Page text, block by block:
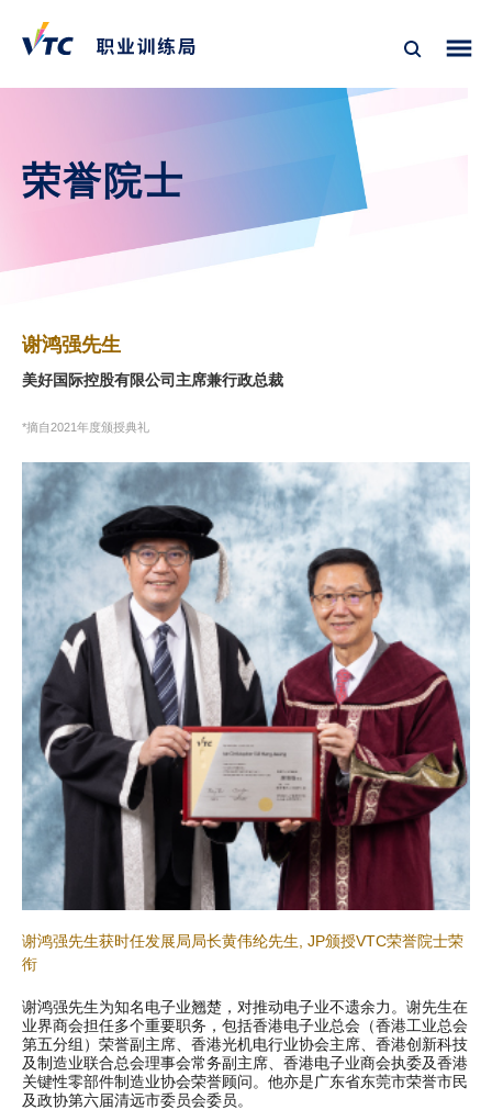
荣誉院士
谢鸿强先生
美好国际控股有限公司主席兼行政总裁
*摘自2021年度颁授典礼
谢鸿强先生获时任发展局局长黄伟纶先生, JP颁授VTC荣誉院士荣
衔
谢鸿强先生为知名电子业翘楚，对推动电子业不遗余力。谢先生在
业界商会担任多个重要职务，包括香港电子业总会（香港工业总会
第五分组）荣誉副主席、香港光机电行业协会主席、香港创新科技
及制造业联合总会理事会常务副主席、香港电子业商会执委及香港
关键性零部件制造业协会荣誉顾问。他亦是广东省东莞市荣誉市民
及政协第六届清远市委员会委员。